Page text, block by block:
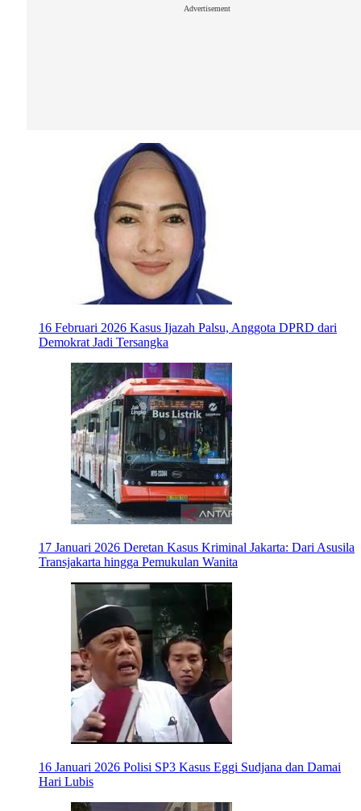
Advertisement
16 Februari 2026 Kasus Ijazah Palsu, Anggota DPRD dari
Demokrat Jadi Tersangka
17 Januari 2026 Deretan Kasus Kriminal Jakarta: Dari Asusila
Transjakarta hingga Pemukulan Wanita
16 Januari 2026 Polisi SP3 Kasus Eggi Sudjana dan Damai
Hari Lubis